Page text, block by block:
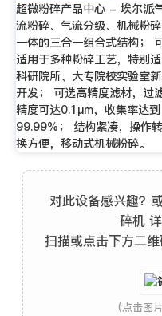
超微粉碎产品中心 - 埃尔派
流粉碎、气流分级、机械粉
一体的三合一组合式结构；
适用于多种粉碎工艺，特别
科研院所、大专院校实验室
开发； 可选高精度滤材，过
精度可达0.1μm，收集率达到
99.99%； 结构紧凑，操作转
换方便，移动式机械粉碎。
对此设备感兴趣？
碎机
扫描或点击下方二维
(点击图